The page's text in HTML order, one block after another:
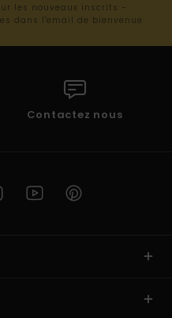
les nouveaux inscrits -
dans l'email de bienvenue
Contactez nous